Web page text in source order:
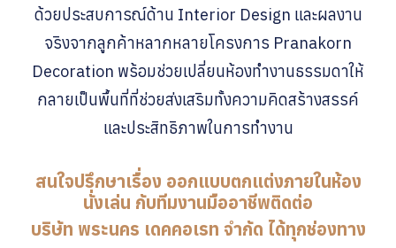
ด้วยประสบการณ์ด้าน Interior Design และผลงาน
จริงจากลูกค้าหลากหลายโครงการ Pranakorn
Decoration พร้อมช่วยเปลี่ยนห้องทำงานธรรมดาให้
กลายเป็นพื้นที่ที่ช่วยส่งเสริมทั้งความคิดสร้างสรรค์
และประสิทธิภาพในการทำงาน
สนใจปรึกษาเรื่อง ออกแบบตกแต่งภายในห้อง
นั่งเล่น กับทีมงานมืออาชีพติดต่อ
บริษัท พระนคร เดคคอเรท จำกัด ได้ทุกช่องทาง